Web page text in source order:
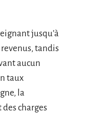
jusqu’à
tandis
aucun
taux
la
charges